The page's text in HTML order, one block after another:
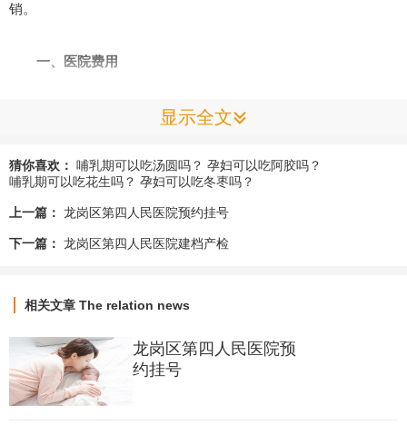
显示全文
销。
一、医院费用
香港所有公立医院的服务收费都是统一的，都是按照政府宪
报的收费表来收费的，不管是顺产还是剖腹产。香港公立医院服
务收费主要可分为以下这三类：
有根据《人事登记条例》(第177章)所签发香港身份证的人士，但
该准许已经逾期或不再有效则除外；身为香港居民的11岁以下儿
童；或医院管理局行政总裁认可的其他人士。）
猜你喜欢： 哺乳期可以吃汤圆吗？ 孕妇可以吃阿胶吗？
哺乳期可以吃花生吗？ 孕妇可以吃冬枣吗？
上一篇： 龙岗区第四人民医院预约挂号
下一篇： 龙岗区第四人民医院建档产检
相关文章 The relation news
龙岗区第四人民医院预
约挂号